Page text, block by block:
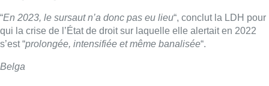
“En 2023, le sursaut n’a donc pas eu lieu“, conclut la LDH pour
qui la crise de l’État de droit sur laquelle elle alertait en 2022
s’est “prolongée, intensifiée et même banalisée“.
Belga